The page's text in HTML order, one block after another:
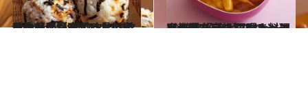
2024.10.4
秋の行楽シーズン＆新米も食べたい！ ワタナベマキさんが提案する具の組み合わせが楽しいおにぎりレシピ【3選】
グルメ 2023.4.22
【韓国ドラマ】あのシーンの味を妄想 再現。料理家・堤 人美＆ワタナベマキ 韓流好き2人の“あっという間”レシピ
グルメ